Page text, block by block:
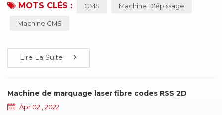
bande . la machine de raccordement SMT est facile à utiliser ,
MOTS CLÉS : CMS Machine D'épissage
Machine CMS
Lire La Suite
Machine de marquage laser fibre codes RSS 2D
Apr 02 , 2022